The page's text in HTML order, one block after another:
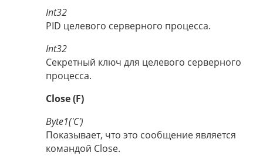
Int32
PID целевого серверного процесса.
Int32
Секретный ключ для целевого серверного
процесса.
Close (F)
Byte1('C')
Показывает, что это сообщение является
командой Close.